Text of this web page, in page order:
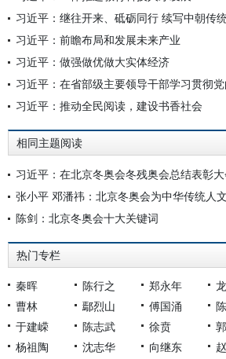
习近平：继往开来、砥砺同行 续写中朝传
习近平：前瞻布局和发展未来产业
习近平：做强做优做大实体经济
习近平：推动全民阅读，建设书香社会
相同主题阅读
习近平：在北京冬奥会冬残奥会总结表彰
张小平 邓潘祎：北京冬奥会为中华传统人
陈剑：北京冬奥会十大关键词
热门专栏
秦晖 陈行之 郑永年
曹林
鄢烈山 傅国涌
于建嵘
陈志武 徐贲
杨祖陶
沈志华 向继东